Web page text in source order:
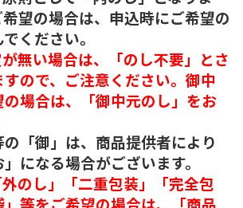
望の場合は、申込時にご希望の
ください。
無い場合は、「のし不要」とさ
ので、ご注意ください。御中
場合は、「御中元のし」をお
「御」は、商品提供者により
になる場合がございます。
外のし」「二重包装」「完全包
等をご希望の場合は、「商品